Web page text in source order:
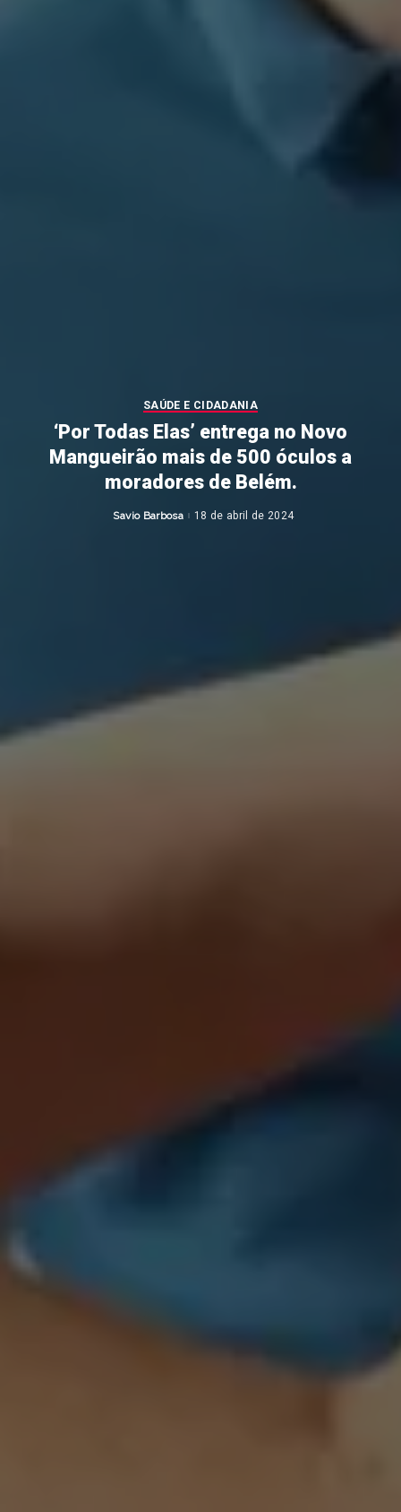
SAÚDE E CIDADANIA
‘Por Todas Elas’ entrega no Novo
Mangueirão mais de 500 óculos a
moradores de Belém.
Posted
Savio Barbosa 18 de abril de 2024